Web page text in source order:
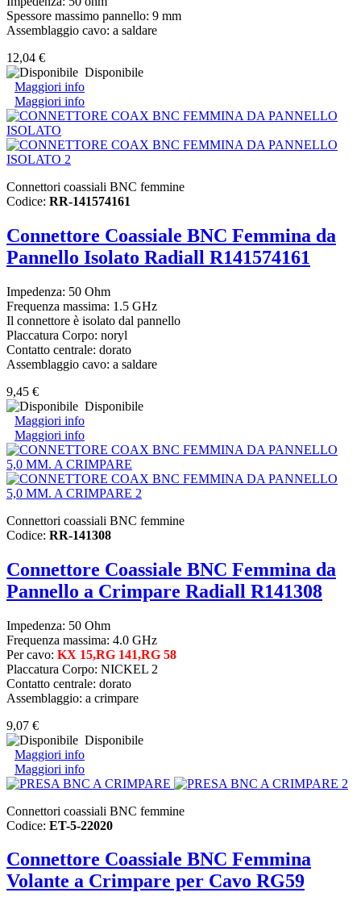
Spessore massimo pannello: 9 mm
Assemblaggio cavo: a saldare
12,04 €
Disponibile
Maggiori info
Maggiori info
Connettori coassiali BNC femmine
Codice: RR-141574161
Connettore Coassiale BNC Femmina da
Pannello Isolato Radiall R141574161
Impedenza: 50 Ohm
Frequenza massima: 1.5 GHz
Il connettore è isolato dal pannello
Placcatura Corpo: noryl
Contatto centrale: dorato
Assemblaggio cavo: a saldare
9,45 €
Disponibile
Maggiori info
Maggiori info
Connettori coassiali BNC femmine
Codice: RR-141308
Connettore Coassiale BNC Femmina da
Pannello a Crimpare Radiall R141308
Impedenza: 50 Ohm
Frequenza massima: 4.0 GHz
Per cavo: KX 15,RG 141,RG 58
Placcatura Corpo: NICKEL 2
Contatto centrale: dorato
Assemblaggio: a crimpare
9,07 €
Disponibile
Maggiori info
Maggiori info
Connettori coassiali BNC femmine
Codice: ET-5-22020
Connettore Coassiale BNC Femmina
Volante a Crimpare per Cavo RG59